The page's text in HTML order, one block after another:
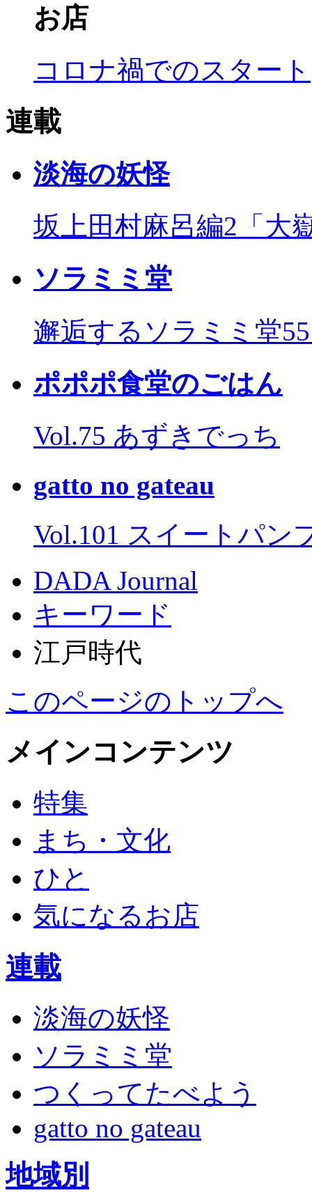
お店
コロナ禍でのスタート
連載
淡海の妖怪
坂上田村麻呂編2「大
ソラミミ堂
邂逅するソラミミ堂
ポポポ食堂のごはん
Vol.75 あずきでっち
gatto no gateau
Vol.101 スイートパン
DADA Journal
キーワード
江戸時代
このページのトップへ
メインコンテンツ
特集
まち・文化
ひと
気になるお店
連載
淡海の妖怪
ソラミミ堂
つくってたべよう
gatto no gateau
地域別